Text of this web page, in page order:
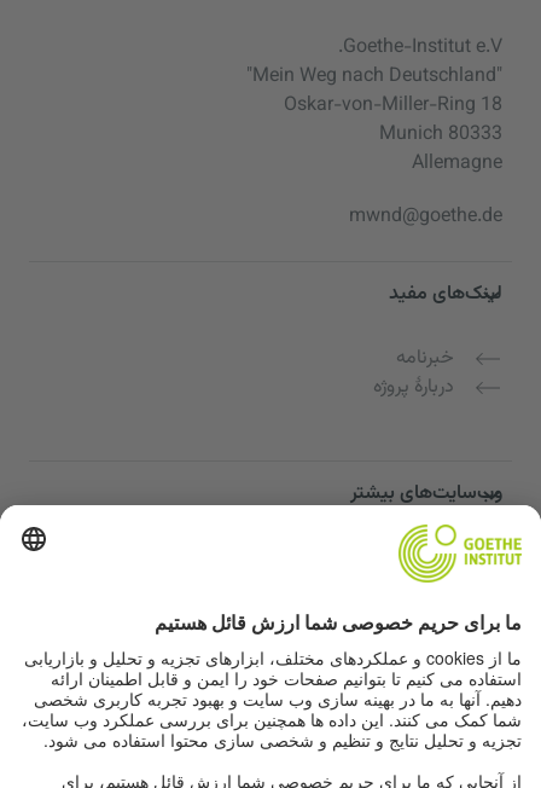
Goethe-Institut e.V.
"Mein Weg nach Deutschland"
Oskar-von-Miller-Ring 18
80333 Munich
Allemagne
mwnd@goethe.de
لینک‌های مفید
خبرنامه
دربارهٔ پروژه
وب‌سایت‌های بیشتر
Community “Deutsch für dich”
تمرین زبان آلمانی به صورت رایگان
دوره‌های زبان آلمانی مؤسسه گوته
پورتال معلمان "Deutschstunde"
حریم خصوصی و دسترسی‌پذیری